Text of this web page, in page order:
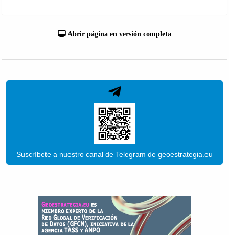
Abrir página en versión completa
Suscríbete a nuestro canal de Telegram de geoestrategia.eu